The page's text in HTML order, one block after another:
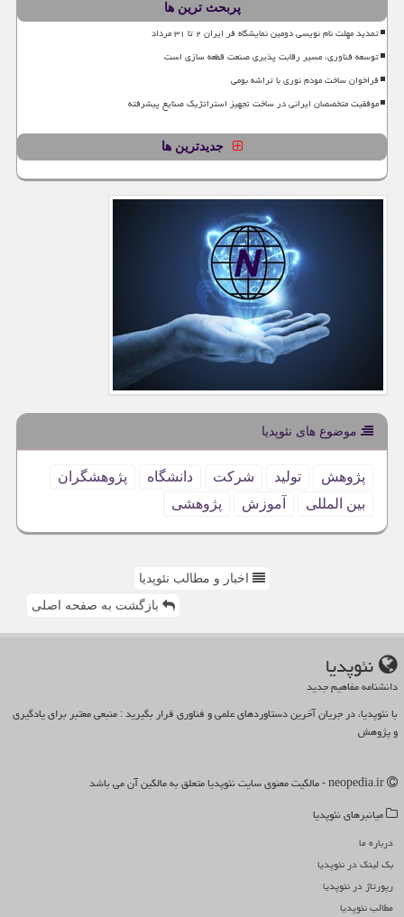
پربحث ترین ها
تمدید مهلت نام نویسی دومین نمایشگاه فر ایران ۲ تا ۳۱ مرداد
توسعه فناوری، مسیر رقابت پذیری صنعت قطعه سازی است
فراخوان ساخت مودم نوری با تراشه بومی
موفقیت متخصصان ایرانی در ساخت تجهیز استراتژیک صنایع پیشرفته
جدیدترین ها
موضوع های نئوپدیا
پژوهش تولید شركت دانشگاه
پژوهشگران
بین المللی
آموزش پژوهشی
اخبار و مطالب نئوپدیا
بازگشت به صفحه اصلی
نئوپدیا
دانشنامه مفاهیم جدید
با نئوپدیا، در جریان آخرین دستاوردهای علمی و فناوری قرار بگیرید : منبعی معتبر برای یادگیری
و پژوهش
میانبرهای نئوپدیا
درباره ما
بک لینک در نئوپدیا
رپورتاژ در نئوپدیا
مطالب نئوپدیا